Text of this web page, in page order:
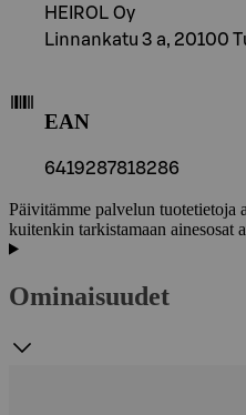
HEIROL Oy
Linnankatu 3 a, 20100
EAN
6419287818286
Päivitämme palvelun tuotetietoja
kuitenkin tarkistamaan ainesosat
Ominaisuudet